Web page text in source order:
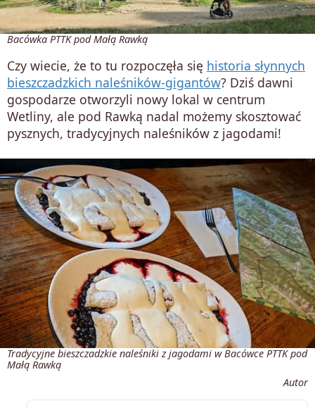
Bacówka PTTK pod Małą Rawką
Czy wiecie, że to tu rozpoczęła się historia słynnych
bieszczadzkich naleśników-gigantów? Dziś dawni
gospodarze otworzyli nowy lokal w centrum
Wetliny, ale pod Rawką nadal możemy skosztować
pysznych, tradycyjnych naleśników z jagodami!
Tradycyjne bieszczadzkie naleśniki z jagodami w Bacówce PTTK pod
Małą Rawką
Autor